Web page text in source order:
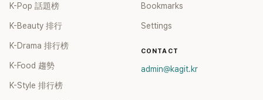
K-Pop 話題榜
K-Beauty 排行
K-Drama 排行榜
K-Food 趨勢
K-Style 排行榜
Bookmarks
Settings
CONTACT
admin@kagit.kr